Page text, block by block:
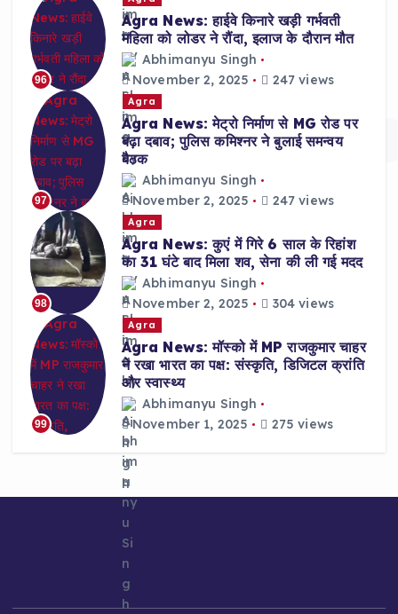
96
Agra News: हाईवे किनारे खड़ी गर्भवती
महिला को लोडर ने रौंदा, इलाज के दौरान मौत
Abhimanyu Singh
November 2, 2025
247 views
97
Agra
Agra News: मेट्रो निर्माण से MG रोड पर
बढ़ा दबाव; पुलिस कमिश्नर ने बुलाई समन्वय
बैठक
Abhimanyu Singh
November 2, 2025
247 views
98
Agra
Agra News: कुएं में गिरे 6 साल के रिहांश
का 31 घंटे बाद मिला शव, सेना की ली गई मदद
Abhimanyu Singh
November 2, 2025
304 views
99
Agra
Agra News: मॉस्को में MP राजकुमार चाहर
ने रखा भारत का पक्ष: संस्कृति, डिजिटल क्रांति
और स्वास्थ्य
Abhimanyu Singh
November 1, 2025
275 views